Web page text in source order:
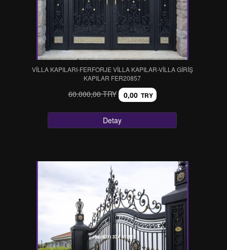
VİLLA KAPILARI-FERFORJE VİLLA KAPILAR-VİLLA GİRİŞ
KAPILAR FER20857
60.000,00 TRY 0,00 TRY
Detay